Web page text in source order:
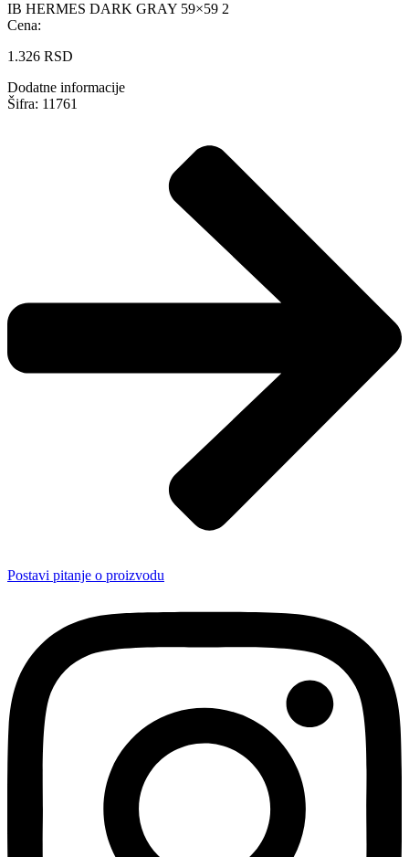
IB HERMES DARK GRAY 59×59 2
Cena:
1.326 RSD
Dodatne informacije
Šifra: 11761
Postavi pitanje o proizvodu